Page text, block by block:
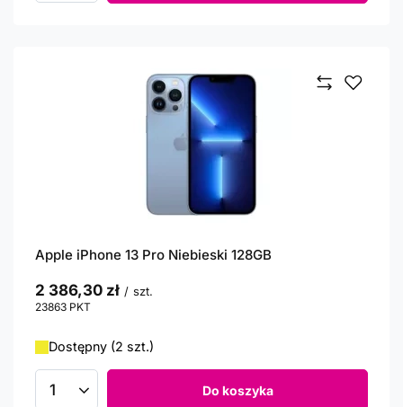
Apple iPhone 13 Pro Niebieski 128GB
2 386,30 zł / szt.
23863 PKT
Dostępny (2 szt.)
Ilość produktów Do koszyka